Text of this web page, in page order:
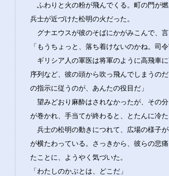
ふわりと火の粉が飛んでくる。町の門が
兵士が近づけた松明の火だった。
グナエウスが彼のそばにかがみこんで、言
「もうちょっと、落ち着けないのかね。司令
ギリシア人の軍医は将軍のように高飛車
序列など、彼の頭から吹っ飛んでしまうの
の指示に従うのが、あんたの役目だ」
望みどおり麻酔はされなかったが、その
が巻かれ、手当てが終わると、とたんに冷
兵士の松明の動きにつれて、広場の様子
が横たわっている。さっきから、彼らの悲
たことに、ようやく気づいた。
「わたしのかぶとは、どこだ」